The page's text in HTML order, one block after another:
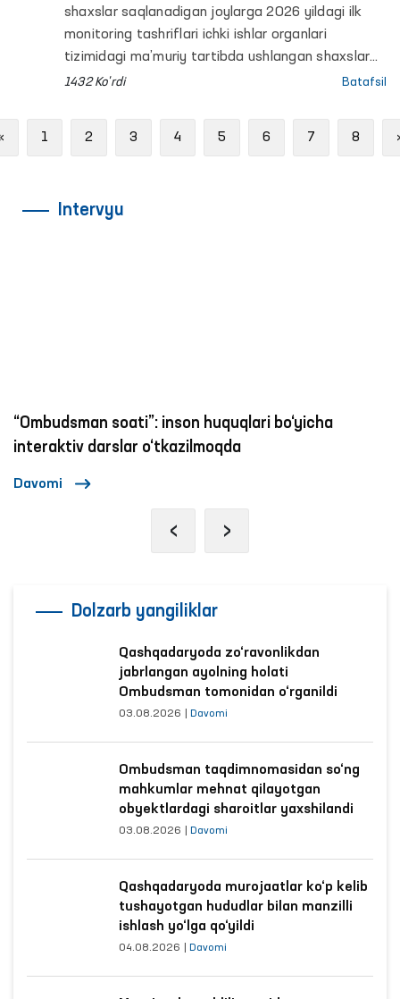
shaxslar saqlanadigan joylarga 2026 yildagi ilk
monitoring tashriflari ichki ishlar organlari
tizimidagi ma’muriy tartibda ushlangan shaxslar
saqlanadigan muassasalardan boshlandi.
1432 Ko'rdi Batafsil
Previous
1 2 3 4 5 6 7 8
Intervyu
“Ombudsman soati”: inson huquqlari bo‘yicha
interaktiv darslar o‘tkazilmoqda
Davomi
‹ ›
Dolzarb yangiliklar
Qashqadaryoda zo‘ravonlikdan
jabrlangan ayolning holati
Ombudsman tomonidan o‘rganildi
03.08.2026 Davomi
Ombudsman taqdimnomasidan so‘ng
mahkumlar mehnat qilayotgan
obyektlardagi sharoitlar yaxshilandi
03.08.2026 Davomi
Qashqadaryoda murojaatlar ko‘p kelib
tushayotgan hududlar bilan manzilli
ishlash yo‘lga qo‘yildi
04.08.2026 Davomi